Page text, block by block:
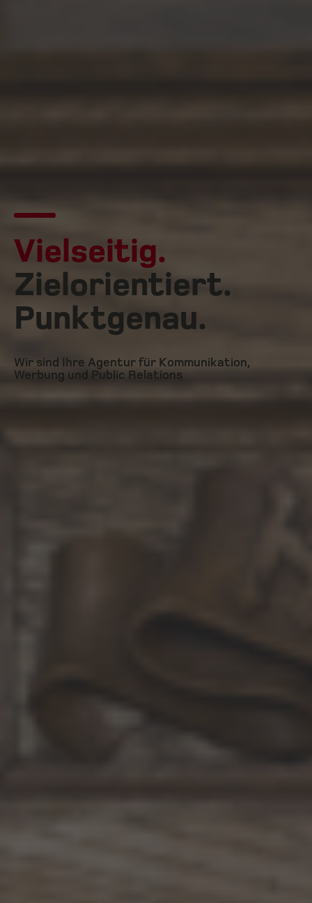
Vielseitig.
Zielorientiert.
Punktgenau.
Wir sind Ihre Agentur für Kommunikation,
Werbung und Public Relations